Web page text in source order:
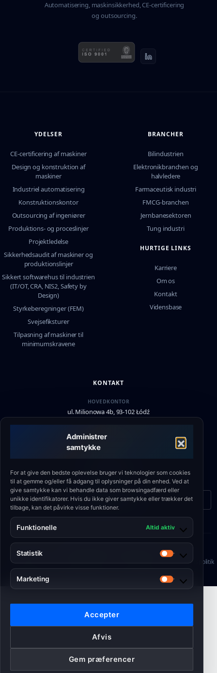
Administrer
samtykke
For at give den bedste oplevelse bruger vi teknologier som cookies
til at gemme og/eller få adgang til oplysninger på din enhed. Ved at
give samtykke kan vi behandle data som browsingadfærd eller
unikke identifikatorer. Hvis du ikke giver samtykke eller trækker det
tilbage, kan det påvirke visse funktioner.
Funktionelle Altid aktiv
Statistik
Statistik
Marketing
Marketing
Accepter
Afvis
Gem præferencer
Automatisering, maskinsikkerhed, CE-certificering
og outsourcing.
YDELSER
CE-certificering af maskiner
Design og konstruktion af
maskiner
Industriel automatisering
Konstruktionskontor
Outsourcing af ingeniører
Produktions- og proceslinjer
Projektledelse
Sikkerhedsaudit af maskiner og
produktionslinjer
Sikkert softwarehus til industrien
(IT/OT, CRA, NIS2, Safety by
Design)
Styrkeberegninger (FEM)
Svejsefiksturer
Tilpasning af maskiner til
minimumskravene
BRANCHER
Bilindustrien
Elektronikbranchen og
halvledere
Farmaceutisk industri
FMCG-branchen
Jernbanesektoren
Tung industri
HURTIGE LINKS
Karriere
Om os
Kontakt
Vidensbase
KONTAKT
HOVEDKONTOR
ul. Milionowa 4b, 93-102 Łódź
+48 790 336 664
Kontaktformular
Cookiepolitik
• Privatlivspolitik • Servicevilkår • Kvalitetspolitik